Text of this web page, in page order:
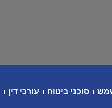
סוכני ביטוח עורכי דין